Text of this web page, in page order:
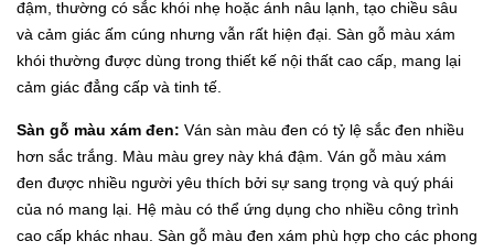
đậm, thường có sắc khói nhẹ hoặc ánh nâu lạnh, tạo chiều sâu
và cảm giác ấm cúng nhưng vẫn rất hiện đại. Sàn gỗ màu xám
khói thường được dùng trong thiết kế nội thất cao cấp, mang lại
cảm giác đẳng cấp và tinh tế.
Sàn gỗ màu xám đen: Ván sàn màu đen có tỷ lệ sắc đen nhiều
hơn sắc trắng. Màu màu grey này khá đậm. Ván gỗ màu xám
đen được nhiều người yêu thích bởi sự sang trọng và quý phái
của nó mang lại. Hệ màu có thể ứng dụng cho nhiều công trình
cao cấp khác nhau. Sàn gỗ màu đen xám phù hợp cho các phong